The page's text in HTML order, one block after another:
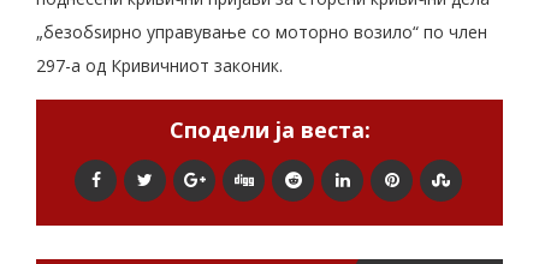
„безобѕирно управување со моторно возило“ по член
297-а од Кривичниот законик.
Сподели ја веста: